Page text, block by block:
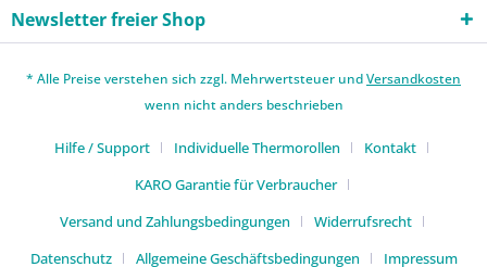
Newsletter freier Shop
* Alle Preise verstehen sich zzgl. Mehrwertsteuer undVersandkosten
wenn nicht anders beschrieben
Hilfe / Support Individuelle Thermorollen
Kontakt
KARO Garantie für Verbraucher
Versand und Zahlungsbedingungen
Widerrufsrecht
Datenschutz
Allgemeine Geschäftsbedingungen Impressum